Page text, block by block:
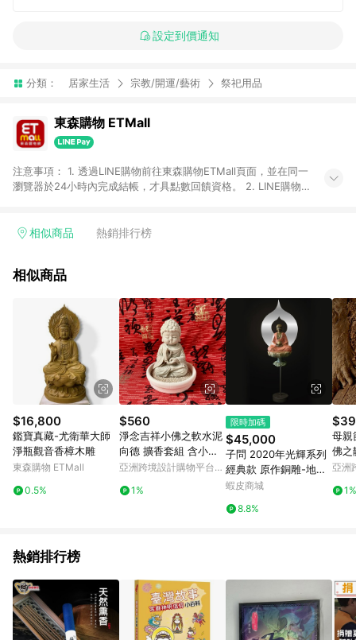
設定到價通知
分類： 居家生活 宗教/開運/藝術 祭祀用品
東森購物 ETMall
注意事項： 1. 透過LINE購物前往東森購物ETMall頁面，並在同一
瀏覽器於24小時內完成結帳，才具點數回饋資格。 2. LINE購物
單，皆不在點數回饋範圍內。 3. 如購買以下類別商品，將無法獲
球嚴選、商城、專案商品、「草莓網」全館商品。 4. 如取消訂
回饋。 5. 點數回饋會扣除所有折扣優惠後之最終發票金額計算，
實際回饋請依LINE購物通知為主。 6. 訂單如有使用東森購物
ETMall站內之折扣優惠(包含但不限於東森幣、樂透金、東森現金
券等)，不具點數回饋資格。詳細請依東森購物ETMall之結帳頁面
顯示為準。 7. LINE購物設有「單一商品最高回饋點數」機制(特
殊活動時開放「回饋無上限」)，以同一訂單中同一商品不論件數
計算，並依訂單成立時間當下LINE購物所設定的回饋機制為準。
8. LINE購物為購物資訊整合性平台，商品資料更新會有時間差，
如顯示之商品規格、顏色、價位、贈品與東森購物ETMall銷售網
頁不符，以銷售網頁標示為準。 9. 若有贈點爭議，請務必於訂單
日期+180天以內至LINE購物客服洽詢；若超過180天(含)以上進
行申訴，恕無法贈點回饋。 10. 部分點數紅包僅限指定商品使
用，或不適用於無回饋商品。各點數紅包之適用商品與使用條件
相似商品 熱銷排行榜
相似商品
$16,800
鑑寶真藏-尤衛華大師
淨瓶觀音香樟木雕
東森購物 ETMall
0.5%
$560
淨念吉祥小佛之軟水泥
向德 擴香套組 含小盤
和擴香粒
亞洲跨境設計購物平台
1%
限時加碼
$45,000
子問 2020年光輝系列
經典款 原作銅雕-地藏
(地藏王菩薩) 限量100
量件數並附典藏證明書
蝦皮商城
8.8%
母親
佛之靜性
香氛
亞洲
1%
熱銷排行榜